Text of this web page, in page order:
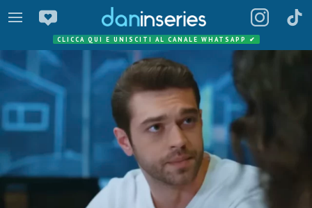
CLICCA QUI E UNISCITI AL CANALE WHATSAPP ✔